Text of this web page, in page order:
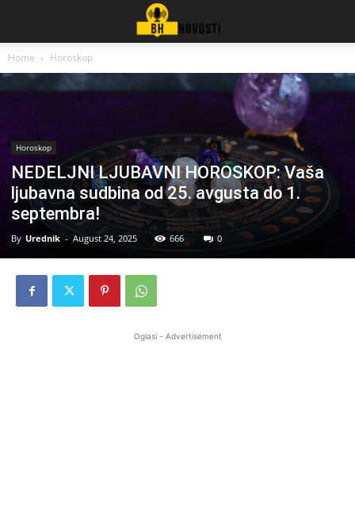
Home Horoskop
Horoskop
NEDELJNI LJUBAVNI HOROSKOP: Vaša
ljubavna sudbina od 25. avgusta do 1.
septembra!
By Urednik - August 24, 2025 666 0
Oglasi - Advertisement